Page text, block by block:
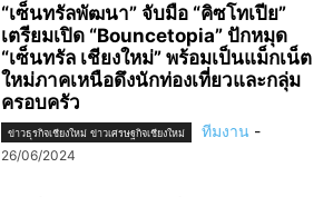
“เซ็นทรัลพัฒนา” จับมือ “คิซโทเปีย”
เตรียมเปิด “Bouncetopia” ปักหมุด
“เซ็นทรัล เชียงใหม่” พร้อมเป็นแม็กเน็ต
ใหม่ภาคเหนือดึงนักท่องเที่ยวและกลุ่ม
ครอบครัว
ข่าวธุรกิจเชียงใหม่ ข่าวเศรษฐกิจเชียงใหม่ ทีมงาน -
26/06/2024